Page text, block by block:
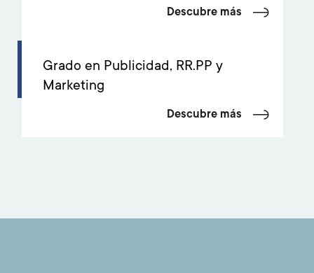
Descubre más
Grado en Publicidad, RR.PP y
Marketing
Descubre más